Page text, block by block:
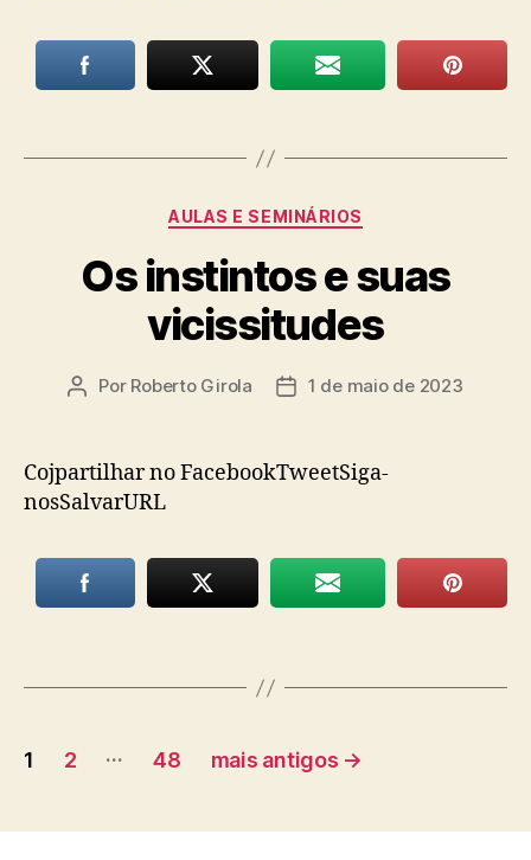
Categorias
AULAS E SEMINÁRIOS
Os instintos e suas
vicissitudes
Autor
Por Roberto Girola
Data1 de maio de 2023
Cojpartilhar no FacebookTweetSiga-
nosSalvarURL
Paginação
posts
1 2 … 48 mais antigos →